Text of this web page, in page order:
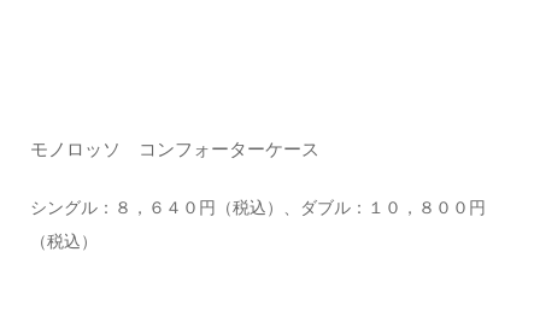
モノロッソ コンフォーターケース
シングル：８，６４０円（税込）、ダブル：１０，８００円
（税込）